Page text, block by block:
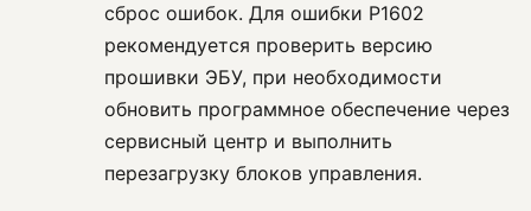
сброс ошибок. Для ошибки P1602
рекомендуется проверить версию
прошивки ЭБУ, при необходимости
обновить программное обеспечение через
сервисный центр и выполнить
перезагрузку блоков управления.